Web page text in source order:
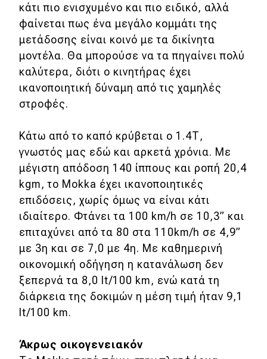
κάτι πιο ενισχυμένο και πιο ειδικό, αλλά
φαίνεται πως ένα μεγάλο κομμάτι της
μετάδοσης είναι κοινό με τα δικίνητα
μοντέλα. Θα μπορούσε να τα πηγαίνει πολύ
καλύτερα, διότι ο κινητήρας έχει
ικανοποιητική δύναμη από τις χαμηλές
στροφές.
Κάτω από το καπό κρύβεται ο 1.4Τ,
γνωστός μας εδώ και αρκετά χρόνια. Με
μέγιστη απόδοση 140 ίππους και ροπή 20,4
kgm, το Mokka έχει ικανοποιητικές
επιδόσεις, χωρίς όμως να είναι κάτι
ιδιαίτερο. Φτάνει τα 100 km/h σε 10,3” και
επιταχύνει από τα 80 στα 110km/h σε 4,9”
με 3η και σε 7,0 με 4η. Με καθημερινή
οικονομική οδήγηση η κατανάλωση δεν
ξεπερνά τα 8,0 lt/100 km, ενώ κατά τη
διάρκεια της δοκιμών η μέση τιμή ήταν 9,1
lt/100 km.
Άκρως οικογενειακόν